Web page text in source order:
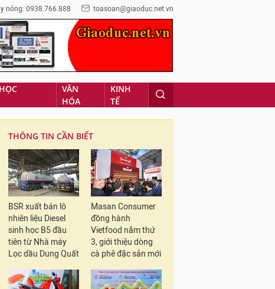
nóng: 0938.766.888 toasoan@giaoduc.net.vn
VĂN
HÓA
KINH
TẾ
THÔNG TIN CẦN BIẾT
BSR xuất bán lô
nhiên liệu Diesel
sinh học B5 đầu
tiên từ Nhà máy
Lọc dầu Dung Quất
Masan Consumer
đồng hành
Vietfood năm thứ
3, giới thiệu dòng
cà phê đặc sản mới